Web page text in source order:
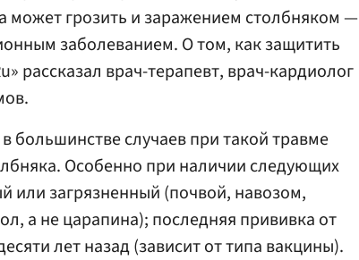
может грозить и заражением столбняком —
заболеванием. О том, как защитить
рассказал врач-терапевт, врач-кардиолог
большинстве случаев при такой травме
Особенно при наличии следующих
или загрязненный (почвой, навозом,
а не царапина); последняя прививка от
лет назад (зависит от типа вакцины).